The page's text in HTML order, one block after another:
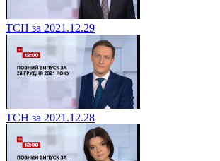
ТСН за 2021.12.29
ТСН за 2021.12.28